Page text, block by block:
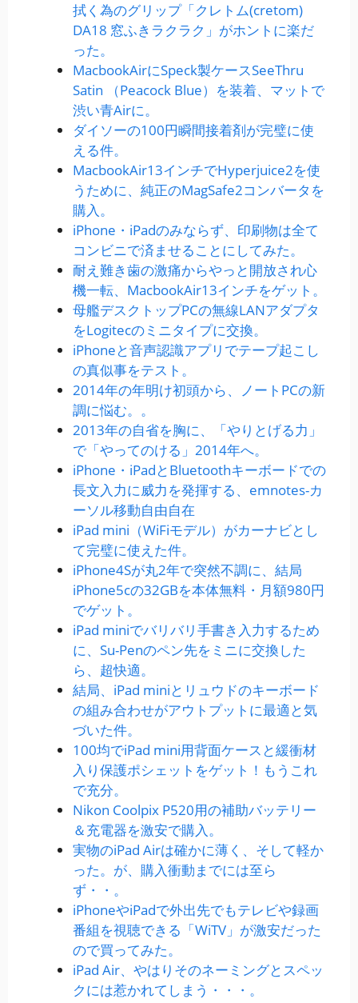
拭く為のグリップ「クレトム(cretom)
DA18 窓ふきラクラク」がホントに楽だ
った。
MacbookAirにSpeck製ケースSeeThru
Satin （Peacock Blue）を装着、マットで
渋い青Airに。
ダイソーの100円瞬間接着剤が完璧に使
える件。
MacbookAir13インチでHyperjuice2を使
うために、純正のMagSafe2コンバータを
購入。
iPhone・iPadのみならず、印刷物は全て
コンビニで済ませることにしてみた。
耐え難き歯の激痛からやっと開放され心
機一転、MacbookAir13インチをゲット。
母艦デスクトップPCの無線LANアダプタ
をLogitecのミニタイプに交換。
iPhoneと音声認識アプリでテープ起こし
の真似事をテスト。
2014年の年明け初頭から、ノートPCの新
調に悩む。。
2013年の自省を胸に、「やりとげる力」
で「やってのける」2014年へ。
iPhone・iPadとBluetoothキーボードでの
長文入力に威力を発揮する、emnotes-カ
ーソル移動自由自在
iPad mini（WiFiモデル）がカーナビとし
て完璧に使えた件。
iPhone4Sが丸2年で突然不調に、結局
iPhone5cの32GBを本体無料・月額980円
でゲット。
iPad miniでバリバリ手書き入力するため
に、Su-Penのペン先をミニに交換した
ら、超快適。
結局、iPad miniとリュウドのキーボード
の組み合わせがアウトプットに最適と気
づいた件。
100均でiPad mini用背面ケースと緩衝材
入り保護ポシェットをゲット！もうこれ
で充分。
Nikon Coolpix P520用の補助バッテリー
＆充電器を激安で購入。
実物のiPad Airは確かに薄く、そして軽か
った。が、購入衝動までには至ら
ず・・。
iPhoneやiPadで外出先でもテレビや録画
番組を視聴できる「WiTV」が激安だった
ので買ってみた。
iPad Air、やはりそのネーミングとスペッ
クには惹かれてしまう・・・。